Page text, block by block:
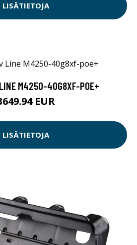
LISÄTIETOJA
LINE M4250-40G8XF-POE+
EUR
LISÄTIETOJA